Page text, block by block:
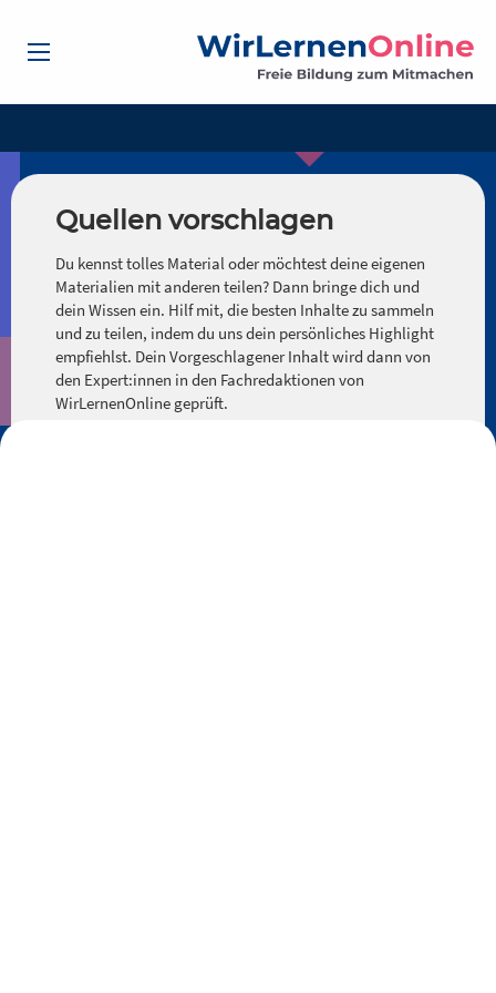
Quellen vorschlagen
Du kennst tolles Material oder möchtest deine eigenen
Materialien mit anderen teilen? Dann bringe dich und
dein Wissen ein. Hilf mit, die besten Inhalte zu sammeln
und zu teilen, indem du uns dein persönliches Highlight
empfiehlst. Dein Vorgeschlagener Inhalt wird dann von
den Expert:innen in den Fachredaktionen von
WirLernenOnline geprüft.